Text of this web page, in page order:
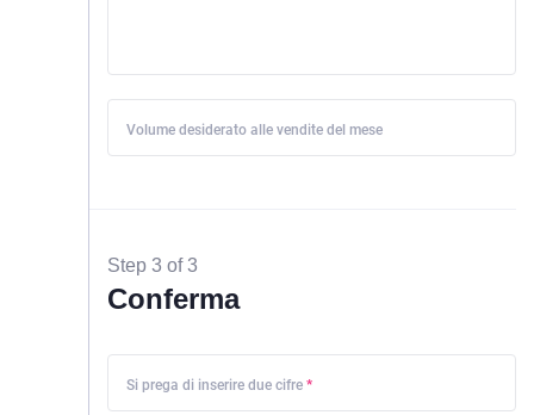
Volume desiderato alle vendite del mese
Step 3 of 3
Conferma
Si prega di inserire due cifre *